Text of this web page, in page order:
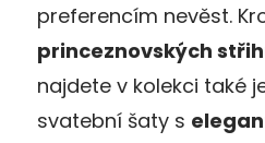
preferencím nevěst.
princeznovských
najdete v kolekci také
svatební šaty s